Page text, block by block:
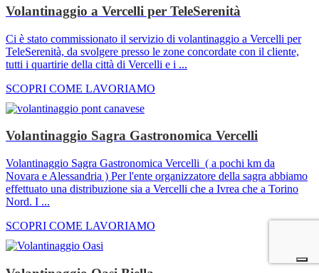
Volantinaggio a Vercelli per TeleSerenità
Ci è stato commissionato il servizio di volantinaggio a Vercelli per
TeleSerenità, da svolgere presso le zone concordate con il cliente,
tutti i quartirie della città di Vercelli e i ...
SCOPRI COME LAVORIAMO
Volantinaggio Sagra Gastronomica Vercelli
Volantinaggio Sagra Gastronomica Vercelli ( a pochi km da
Novara e Alessandria ) Per l'ente organizzatore della sagra abbiamo
effettuato una distribuzione sia a Vercelli che a Ivrea che a Torino
Nord. I ...
SCOPRI COME LAVORIAMO